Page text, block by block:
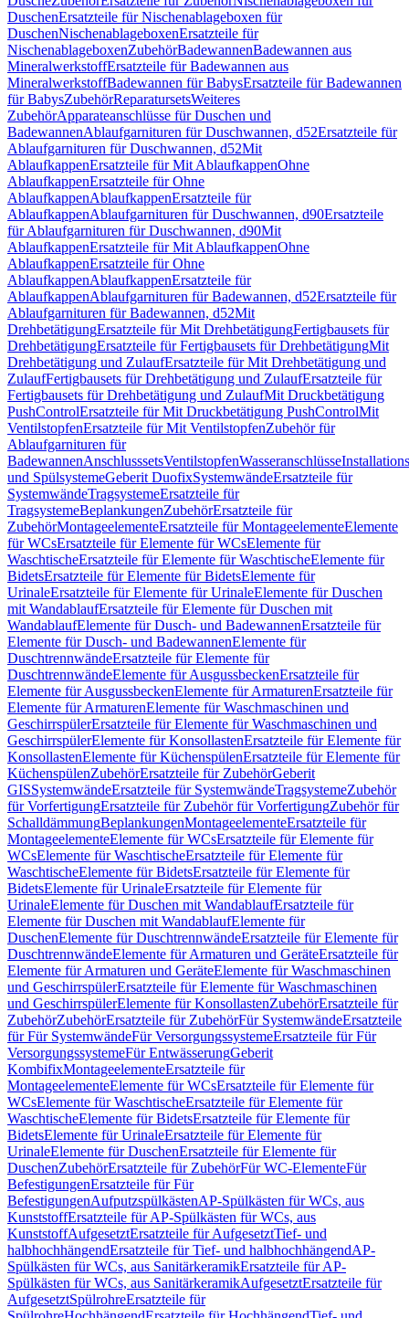
DuschenErsatzteile für Nischenablageboxen für
DuschenNischenablageboxenErsatzteile für
NischenablageboxenZubehörBadewannenBadewannen aus
MineralwerkstoffErsatzteile für Badewannen aus
MineralwerkstoffBadewannen für BabysErsatzteile für Badewannen
für BabysZubehörReparatursetsWeiteres
ZubehörApparateanschlüsse für Duschen und
BadewannenAblaufgarnituren für Duschwannen, d52Ersatzteile für
Ablaufgarnituren für Duschwannen, d52Mit
AblaufkappenErsatzteile für Mit AblaufkappenOhne
AblaufkappenErsatzteile für Ohne
AblaufkappenAblaufkappenErsatzteile für
AblaufkappenAblaufgarnituren für Duschwannen, d90Ersatzteile
für Ablaufgarnituren für Duschwannen, d90Mit
AblaufkappenErsatzteile für Mit AblaufkappenOhne
AblaufkappenErsatzteile für Ohne
AblaufkappenAblaufkappenErsatzteile für
AblaufkappenAblaufgarnituren für Badewannen, d52Ersatzteile für
Ablaufgarnituren für Badewannen, d52Mit
DrehbetätigungErsatzteile für Mit DrehbetätigungFertigbausets für
DrehbetätigungErsatzteile für Fertigbausets für DrehbetätigungMit
Drehbetätigung und ZulaufErsatzteile für Mit Drehbetätigung und
ZulaufFertigbausets für Drehbetätigung und ZulaufErsatzteile für
Fertigbausets für Drehbetätigung und ZulaufMit Druckbetätigung
PushControlErsatzteile für Mit Druckbetätigung PushControlMit
VentilstopfenErsatzteile für Mit VentilstopfenZubehör für
Ablaufgarnituren für
BadewannenAnschlusssetsVentilstopfenWasseranschlüsse
und SpülsystemeGeberit DuofixSystemwändeErsatzteile für
SystemwändeTragsystemeErsatzteile für
TragsystemeBeplankungenZubehörErsatzteile für
ZubehörMontageelementeErsatzteile für MontageelementeElemente
für WCsErsatzteile für Elemente für WCsElemente für
WaschtischeErsatzteile für Elemente für WaschtischeElemente für
BidetsErsatzteile für Elemente für BidetsElemente für
UrinaleErsatzteile für Elemente für UrinaleElemente für Duschen
mit WandablaufErsatzteile für Elemente für Duschen mit
WandablaufElemente für Dusch- und BadewannenErsatzteile für
Elemente für Dusch- und BadewannenElemente für
DuschtrennwändeErsatzteile für Elemente für
DuschtrennwändeElemente für AusgussbeckenErsatzteile für
Elemente für AusgussbeckenElemente für ArmaturenErsatzteile für
Elemente für ArmaturenElemente für Waschmaschinen und
GeschirrspülerErsatzteile für Elemente für Waschmaschinen und
GeschirrspülerElemente für KonsollastenErsatzteile für Elemente für
KonsollastenElemente für KüchenspülenErsatzteile für Elemente für
KüchenspülenZubehörErsatzteile für ZubehörGeberit
GISSystemwändeErsatzteile für SystemwändeTragsystemeZubehör
für VorfertigungErsatzteile für Zubehör für VorfertigungZubehör für
SchalldämmungBeplankungenMontageelementeErsatzteile für
MontageelementeElemente für WCsErsatzteile für Elemente für
WCsElemente für WaschtischeErsatzteile für Elemente für
WaschtischeElemente für BidetsErsatzteile für Elemente für
BidetsElemente für UrinaleErsatzteile für Elemente für
UrinaleElemente für Duschen mit WandablaufErsatzteile für
Elemente für Duschen mit WandablaufElemente für
DuschenElemente für DuschtrennwändeErsatzteile für Elemente für
DuschtrennwändeElemente für Armaturen und GeräteErsatzteile für
Elemente für Armaturen und GeräteElemente für Waschmaschinen
und GeschirrspülerErsatzteile für Elemente für Waschmaschinen
und GeschirrspülerElemente für KonsollastenZubehörErsatzteile für
ZubehörZubehörErsatzteile für ZubehörFür SystemwändeErsatzteile
für Für SystemwändeFür VersorgungssystemeErsatzteile für Für
VersorgungssystemeFür EntwässerungGeberit
KombifixMontageelementeErsatzteile für
MontageelementeElemente für WCsErsatzteile für Elemente für
WCsElemente für WaschtischeErsatzteile für Elemente für
WaschtischeElemente für BidetsErsatzteile für Elemente für
BidetsElemente für UrinaleErsatzteile für Elemente für
UrinaleElemente für DuschenErsatzteile für Elemente für
DuschenZubehörErsatzteile für ZubehörFür WC-ElementeFür
BefestigungenErsatzteile für Für
BefestigungenAufputzspülkästenAP-Spülkästen für WCs, aus
KunststoffErsatzteile für AP-Spülkästen für WCs, aus
KunststoffAufgesetztErsatzteile für AufgesetztTief- und
halbhochhängendErsatzteile für Tief- und halbhochhängendAP-
Spülkästen für WCs, aus SanitärkeramikErsatzteile für AP-
Spülkästen für WCs, aus SanitärkeramikAufgesetztErsatzteile für
AufgesetztSpülrohreErsatzteile für